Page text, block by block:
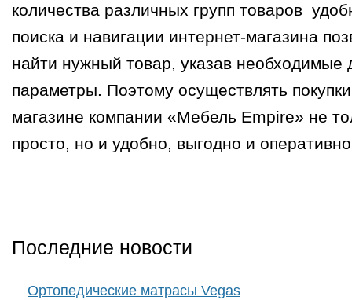
количества различных групп товаров
поиска и навигации интернет-магазина
найти нужный товар, указав необходимые
параметры. Поэтому осуществлять
магазине компании «Мебель Empire» не
просто, но и удобно, выгодно и
Последние новости
Ортопедические матрасы Vegas